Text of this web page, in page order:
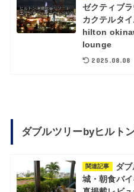
ゼクティブ
カクテルタ
hilton
lounge
2025.08.08
ダブルツリーbyヒルト
関連記事
ダ
城・朝食バ